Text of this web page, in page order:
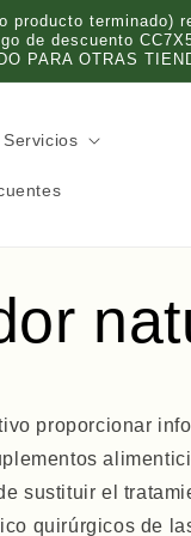
terminado)
de descuento
PARA OTRAS
Servicios
proporcionar
sustituir el
quirúrgicos de